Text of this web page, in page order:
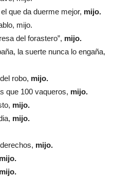
que da duerme mejor, mijo.
mijo.
del forastero”, mijo.
la suerte nunca lo engaña,
robo, mijo.
que 100 vaqueros, mijo.
mijo.
mijo.
mijo.
mijo.
mijo.